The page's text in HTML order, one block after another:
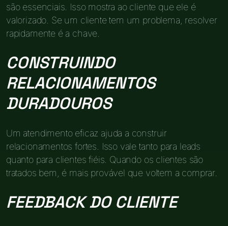
são essenciais. Isso mostra ao cliente que ele é
valorizado. Se um cliente tem um problema, resolver
rapidamente é a chave.
CONSTRUINDO
RELACIONAMENTOS
DURADOUROS
Um atendimento eficaz ajuda a construir
relacionamentos fortes. Isso vale tanto para leads
quanto para clientes fiéis. Quando os clientes são
tratados bem, é mais provável que voltem a comprar.
FEEDBACK DO CLIENTE